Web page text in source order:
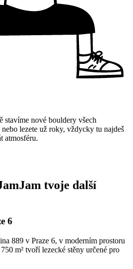
stavíme nové bouldery všech
lezete už roky, vždycky tu najdeš
atmosféru.
tvoje další
6
889 v Praze 6, v moderním prostoru
m² tvoří lezecké stěny určené pro